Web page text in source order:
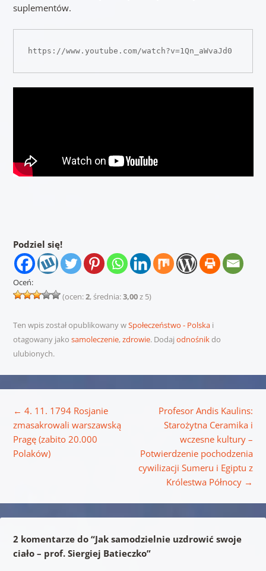
suplementów.
https://www.youtube.com/watch?v=1Qn_aWvaJd0
Podziel się!
Oceń:
(ocen:2, średnia:3,00z 5)
Ten wpis został opublikowany wSpołeczeństwo - Polskai
otagowany jako samoleczenie,zdrowie. Dodaj odnośnikdo
ulubionych.
← 4. 11. 1794 Rosjanie
zmasakrowali warszawską
Pragę (zabito 20.000
Polaków)
Profesor Andis Kaulins:
Starożytna Ceramika i
wczesne kultury –
Potwierdzenie pochodzenia
cywilizacji Sumeru i Egiptu z
Królestwa Północy →
2 komentarze do “Jak samodzielnie uzdrowić swoje
ciało – prof. Siergiej Batieczko”